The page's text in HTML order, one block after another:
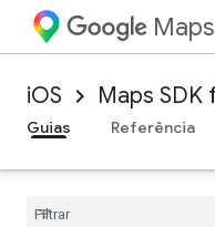
iOS Maps SDK
Guias
Referência